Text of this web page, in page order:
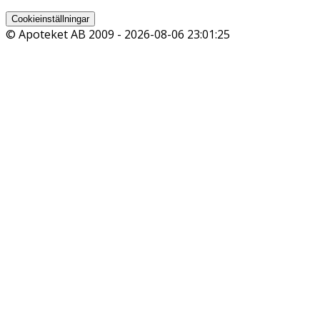
Cookieinställningar
© Apoteket AB 2009 - 2026-08-06 23:01:25